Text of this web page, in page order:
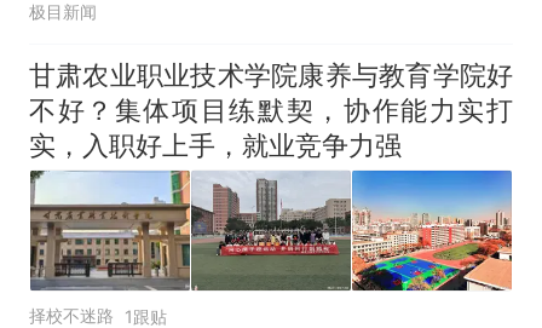
极目新闻
甘肃农业职业技术学院康养与教育学院好
不好？集体项目练默契，协作能力实打
实，入职好上手，就业竞争力强
择校不迷路 1跟贴